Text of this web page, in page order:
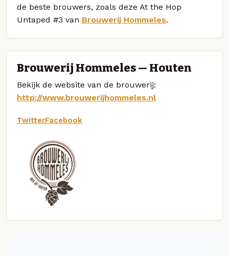
de beste brouwers, zoals deze At the Hop
Untaped #3 van Brouwerij Hommeles.
Brouwerij Hommeles — Houten
Bekijk de website van de brouwerij:
http://www.brouwerijhommeles.nl
TwitterFacebook